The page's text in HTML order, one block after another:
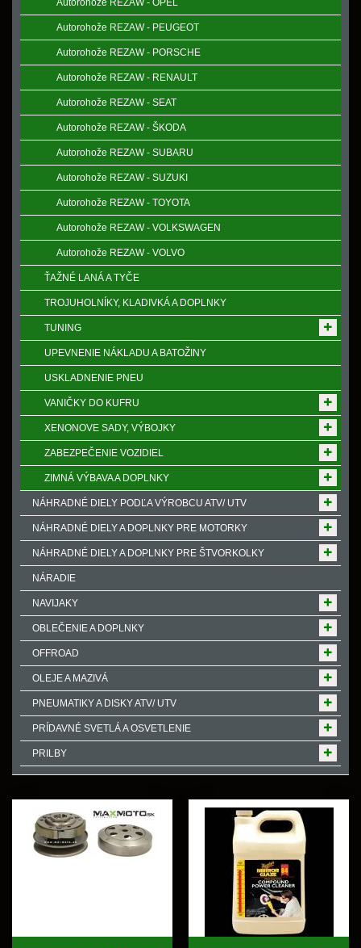
Autorohože REZAW - OPEL
Autorohože REZAW - PEUGEOT
Autorohože REZAW - PORSCHE
Autorohože REZAW - RENAULT
Autorohože REZAW - SEAT
Autorohože REZAW - ŠKODA
Autorohože REZAW - SUBARU
Autorohože REZAW - SUZUKI
Autorohože REZAW - TOYOTA
Autorohože REZAW - VOLKSWAGEN
Autorohože REZAW - VOLVO
ŤAŽNÉ LANÁ A TYČE
TROJUHOLNÍKY, KLADIVKÁ A DOPLNKY
TUNING
UPEVNENIE NÁKLADU A BATOŽINY
USKLADNENIE PNEU
VANIČKY DO KUFRU
XENONOVE SADY, VÝBOJKY
ZABEZPEČENIE VOZIDIEL
ZIMNÁ VÝBAVA A DOPLNKY
NÁHRADNÉ DIELY PODĽA VÝROBCU ATV/ UTV
NÁHRADNÉ DIELY A DOPLNKY PRE MOTORKY
NÁHRADNÉ DIELY A DOPLNKY PRE ŠTVORKOLKY
NÁRADIE
NAVIJAKY
OBLEČENIE A DOPLNKY
OFFROAD
OLEJE A MAZIVÁ
PNEUMATIKY A DISKY ATV/ UTV
PRÍDAVNÉ SVETLÁ A OSVETLENIE
PRILBY